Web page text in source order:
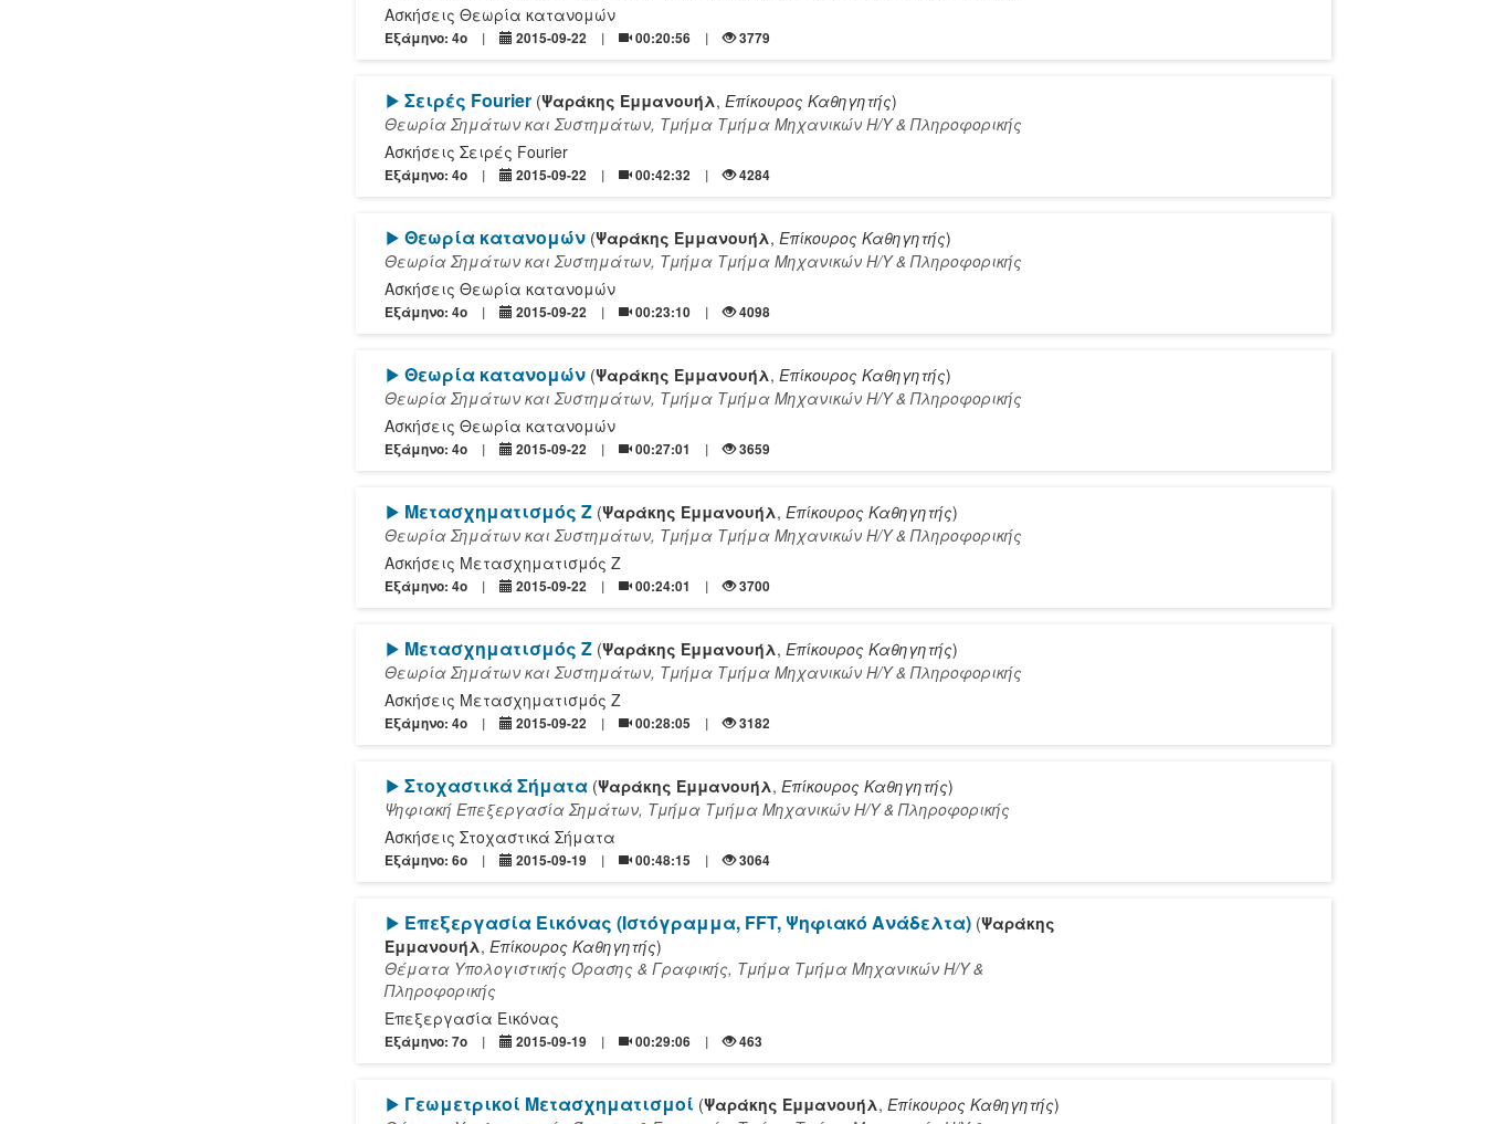
Ασκήσεις Θεωρία κατανομών
Εξάμηνο: 4o 2015-09-22 00:20:56 3779
[Play]
Σειρές Fourier (Ψαράκης Εμμανουήλ, Επίκουρος Καθηγητής)
Θεωρία Σημάτων και Συστημάτων, Τμήμα Τμήμα Mηχανικών Η/Υ & Πληροφορικής
Ασκήσεις Σειρές Fourier
Εξάμηνο: 4o 2015-09-22 00:42:32 4284
[Play]
Θεωρία κατανομών (Ψαράκης Εμμανουήλ, Επίκουρος Καθηγητής)
Θεωρία Σημάτων και Συστημάτων, Τμήμα Τμήμα Mηχανικών Η/Υ & Πληροφορικής
Ασκήσεις Θεωρία κατανομών
Εξάμηνο: 4o 2015-09-22 00:23:10 4098
[Play]
Θεωρία κατανομών (Ψαράκης Εμμανουήλ, Επίκουρος Καθηγητής)
Θεωρία Σημάτων και Συστημάτων, Τμήμα Τμήμα Mηχανικών Η/Υ & Πληροφορικής
Ασκήσεις Θεωρία κατανομών
Εξάμηνο: 4o 2015-09-22 00:27:01 3659
[Play]
Μετασχηματισμός Ζ (Ψαράκης Εμμανουήλ, Επίκουρος Καθηγητής)
Θεωρία Σημάτων και Συστημάτων, Τμήμα Τμήμα Mηχανικών Η/Υ & Πληροφορικής
Ασκήσεις Μετασχηματισμός Ζ
Εξάμηνο: 4o 2015-09-22 00:24:01 3700
[Play]
Μετασχηματισμός Ζ (Ψαράκης Εμμανουήλ, Επίκουρος Καθηγητής)
Θεωρία Σημάτων και Συστημάτων, Τμήμα Τμήμα Mηχανικών Η/Υ & Πληροφορικής
Ασκήσεις Μετασχηματισμός Ζ
Εξάμηνο: 4o 2015-09-22 00:28:05 3182
[Play]
Στοχαστικά Σήματα (Ψαράκης Εμμανουήλ, Επίκουρος Καθηγητής)
Ψηφιακή Επεξεργασία Σημάτων, Τμήμα Τμήμα Mηχανικών Η/Υ & Πληροφορικής
Ασκήσεις Στοχαστικά Σήματα
Εξάμηνο: 6o 2015-09-19 00:48:15 3064
[Play]
Επεξεργασία Εικόνας (Ιστόγραμμα, FFT, Ψηφιακό Ανάδελτα) (Ψαράκης
Εμμανουήλ, Επίκουρος Καθηγητής)
Θέματα Υπολογιστικής Όρασης & Γραφικής, Τμήμα Τμήμα Mηχανικών Η/Υ &
Πληροφορικής
Επεξεργασία Εικόνας
Εξάμηνο: 7o 2015-09-19 00:29:06 463
[Play]
Γεωμετρικοί Μετασχηματισμοί (Ψαράκης Εμμανουήλ, Επίκουρος Καθηγητής)